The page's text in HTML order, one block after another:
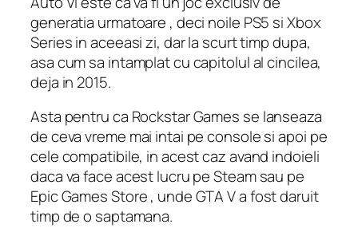
generatia urmatoare , deci noile PS5 si Xbox
Series in aceeasi zi, dar la scurt timp dupa,
asa cum sa intamplat cu capitolul al cincilea,
deja in 2015.
Asta pentru ca Rockstar Games se lanseaza
de ceva vreme mai intai pe console si apoi pe
cele compatibile, in acest caz avand indoieli
daca va face acest lucru pe Steam sau pe
Epic Games Store , unde GTA V a fost daruit
timp de o saptamana.